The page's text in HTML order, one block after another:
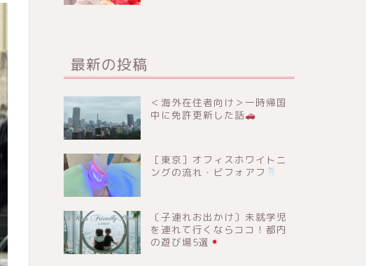
最新の投稿
＜海外在住者向け＞一時帰国
中に免許更新した話
［東京］オフィスホワイトニ
ングの流れ・ビフォアフ
〔子連れお出かけ〕未就学児
を連れて行くならココ！都内
の遊び場5選